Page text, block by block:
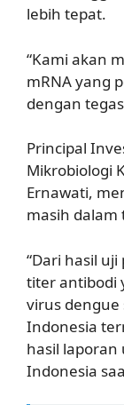
lebih tepat.
“Kami akan
mRNA yang
dengan
Principal
Mikrobiologi
Ernawati,
masih dalam
“Dari hasil
titer antibodi
virus dengue
Indonesia
hasil laporan
Indonesia